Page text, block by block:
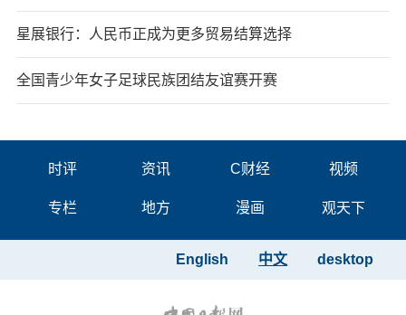
星展银行：人民币正成为更多贸易结算选择
全国青少年女子足球民族团结友谊赛开赛
时评 资讯 C财经 视频
专栏 地方 漫画 观天下
desktop
中文
English